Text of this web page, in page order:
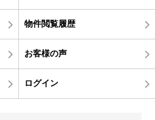
物件閲覧履歴
お客様の声
ログイン